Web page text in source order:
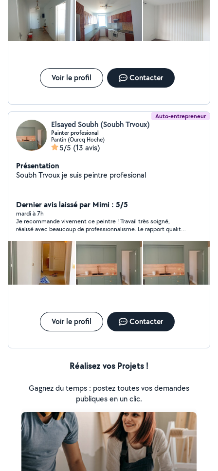
Voir le profil Contacter
Auto-entrepreneur
Elsayed Soubh (Soubh Trvoux)
Painter profesional
Pantin (Ourcq Hoche)
5/5 (13 avis)
Présentation
Soubh Trvoux je suis peintre profesional
Dernier avis laissé par Mimi : 5/5
mardi à 7h
Je recommande vivement ce peintre ! Travail très soigné,
réalisé avec beaucoup de professionnalisme. Le rapport qualité-
vraiment très satisfait du résultat. Je lui ai même laissé les clés
de chez moi pendant trois jours pour qu’il travaille en toute
autonomie, et tout s’est parfaitement bien passé. C’est une
personne de confiance, honnête et sérieuse. Rien n’a disparu et
le chantier a été laissé propre. Je referai appel à lui sans hésiter
et je le recommande les yeux fermés !
Voir le profil Contacter
Réalisez vos Projets !
Gagnez du temps : postez toutes vos demandes
publiques en un clic.